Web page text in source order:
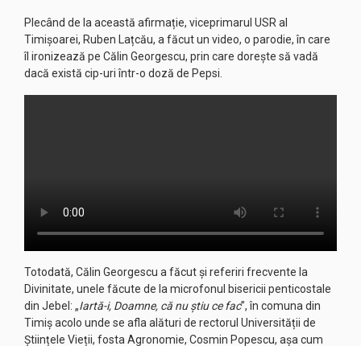
Plecând de la această afirmație, viceprimarul USR al
Timișoarei, Ruben Lațcău, a făcut un video, o parodie, în care
îl ironizează pe Călin Georgescu, prin care dorește să vadă
dacă există cip-uri într-o doză de Pepsi.
Totodată, Călin Georgescu a făcut și referiri frecvente la
Divinitate, unele făcute de la microfonul bisericii penticostale
din Jebel: „Iartă-i, Doamne, că nu știu ce fac”, în comuna din
Timiș acolo unde se afla alături de rectorul Universității de
Științele Vieții, fosta Agronomie, Cosmin Popescu, așa cum